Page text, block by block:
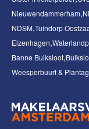
Nieuwendammerham
NDSM Tuindorp
Elzenhagen
Banne Buiksloot
Weesperbuurt &